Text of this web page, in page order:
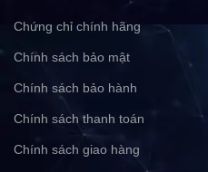
Chứng chỉ chính hãng
Chính sách bảo mật
Chính sách bảo hành
Chính sách thanh toán
Chính sách giao hàng